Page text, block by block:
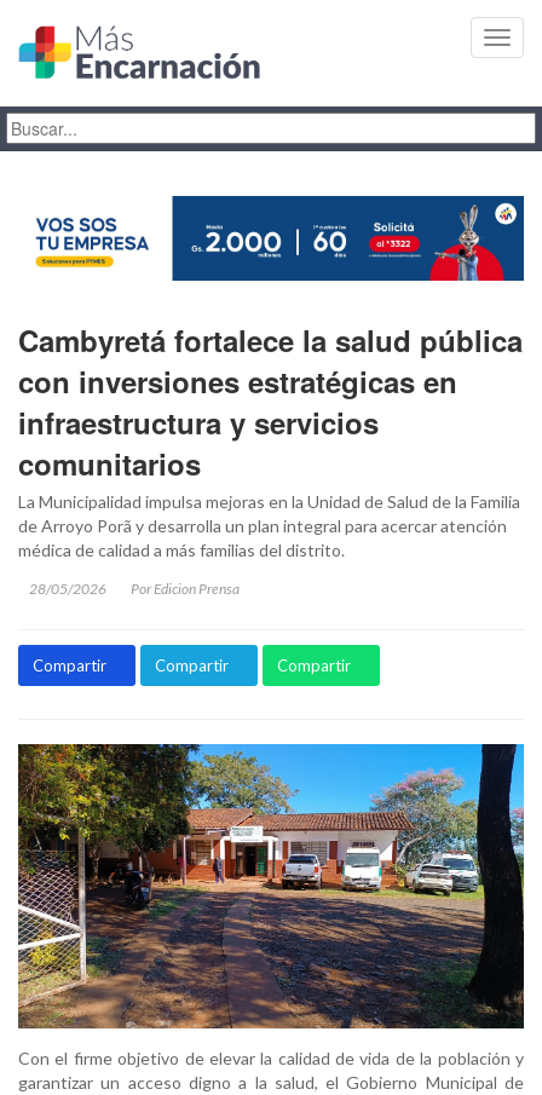
Cambyretá fortalece la salud pública
con inversiones estratégicas en
infraestructura y servicios
comunitarios
La Municipalidad impulsa mejoras en la Unidad de Salud de la Familia
de Arroyo Porã y desarrolla un plan integral para acercar atención
médica de calidad a más familias del distrito.
28/05/2026 Por Edicion Prensa
Compartir Compartir Compartir
Con el firme objetivo de elevar la calidad de vida de la población y
garantizar un acceso digno a la salud, el Gobierno Municipal de